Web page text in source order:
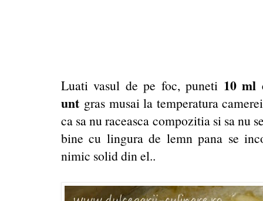
Luati vasul de pe foc, puneti 10 ml
unt gras musai la temperatura
ca sa nu raceasca compozitia si sa nu
bine cu lingura de lemn pana se
nimic solid din el..